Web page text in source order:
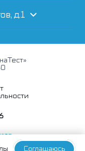
д.1
Соглашаюсь